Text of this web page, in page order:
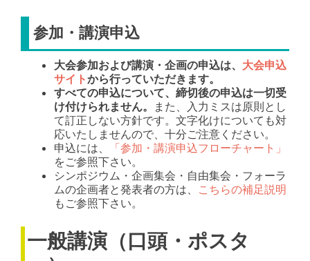
参加・講演申込
大会参加および講演・企画の申込は、 大会申込
サイトから行っていただきます。
すべての申込について、締切後の申込は一切受
け付けられません。
また、入力ミスは原則とし
て訂正しない方針です。文字化けについても対
応いたしませんので、十分ご注意ください。
申込には、
「参加・講演申込フローチャート」
をご参照下さい。
シンポジウム・企画集会・自由集会・フォーラ
ムの企画者と発表者の方は、
こちらの補足説明
もご参照下さい。
一般講演（口頭・ポスタ